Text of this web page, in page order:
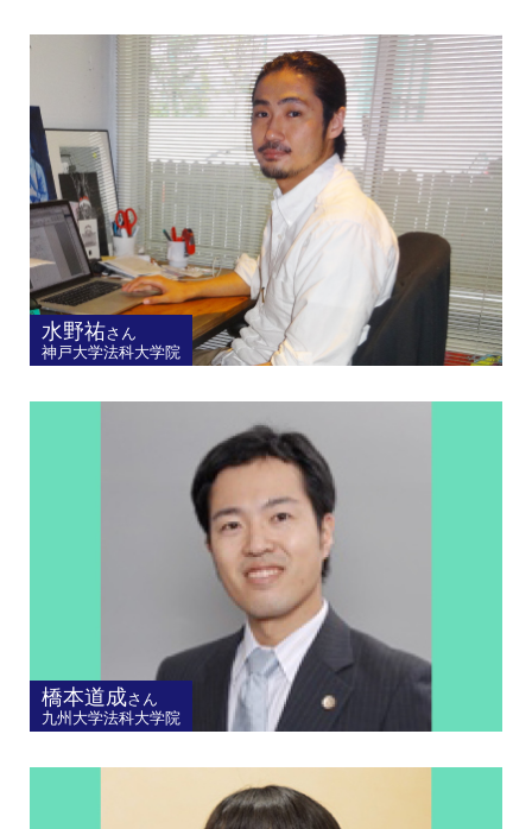
水野祐さん
神戸大学法科大学院
橋本道成さん
九州大学法科大学院